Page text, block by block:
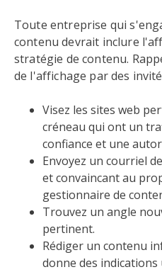
Toute entreprise qui
contenu devrait inclure
stratégie de contenu.
de l'affichage par des
Visez les sites web
créneau qui ont un
confiance et une
Envoyez un courriel
et convaincant au
gestionnaire de
Trouvez un angle
pertinent.
Rédiger un contenu
donne des indications